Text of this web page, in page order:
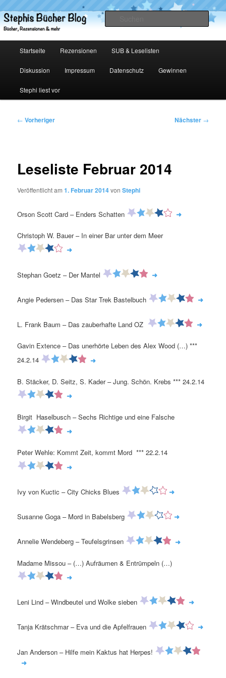
primären
Inhalt
Stephis Bücher Blog
Startseite Rezensionen SUB & Leselisten
Diskussion Impressum Datenschutz Gewinnen
Stephi liest vor
Beitragsnavigation
← Vorheriger Nächster →
Leseliste Februar 2014
Veröffentlicht am1. Februar 2014vonStephi
Orson Scott Card – Enders Schatten ➜
Christoph W. Bauer – In einer Bar unter dem Meer
➜
Stephan Goetz – Der Mantel ➜
Angie Pedersen – Das Star Trek Bastelbuch ➜
L. Frank Baum – Das zauberhafte Land OZ ➜
Gavin Extence – Das unerhörte Leben des Alex Wood (…) ***
24.2.14
➜
B. Stäcker, D. Seitz, S. Kader – Jung. Schön. Krebs *** 24.2.14
➜
Birgit Haselbusch – Sechs Richtige und eine Falsche
➜
Peter Wehle: Kommt Zeit, kommt Mord *** 22.2.14
➜
Ivy von Kuctic – City Chicks Blues ➜
Susanne Goga – Mord in Babelsberg ➜
Annelie Wendeberg – Teufelsgrinsen ➜
Madame Missou – (…) Aufräumen & Entrümpeln (…)
➜
Leni Lind – Windbeutel und Wolke sieben ➜
Tanja Krätschmar – Eva und die Apfelfrauen ➜
Jan Anderson – Hilfe mein Kaktus hat Herpes!
➜